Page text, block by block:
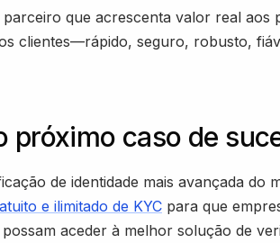
que acrescenta valor real aos
clientes—rápido, seguro, robusto,
próximo caso de
de identidade mais avançada do
e ilimitado de KYC para que
aceder à melhor solução de